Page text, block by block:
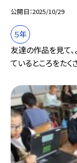
公開日 2025/10/29
５年
友達の作品を見て
ているところをたく